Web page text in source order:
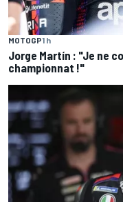
MOTOGP1 h
Jorge Martín : "Je ne
championnat !"